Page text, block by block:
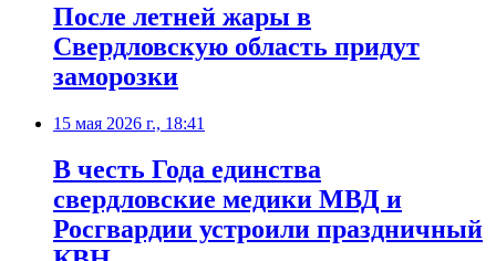
После летней жары в
Свердловскую область придут
заморозки
15 мая 2026 г., 18:41
В честь Года единства
свердловские медики МВД и
Росгвардии устроили праздничный